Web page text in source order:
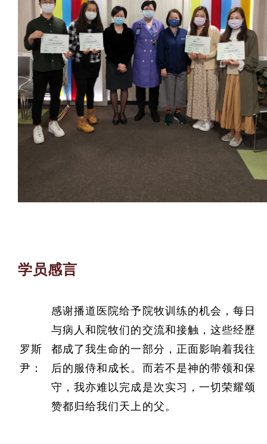
学员感言
罗斯
尹：
感谢播道医院给予院牧训练的机会，每日
与病人和院牧们的交流和接触，这些经歷
都成了我生命的一部分，正面影响着我往
后的服侍和成长。而若不是神的带领和保
守，我亦难以完成是次实习，一切荣耀颂
赞都归给我们天上的父。